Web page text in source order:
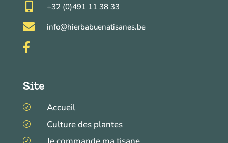
 +32 (0)491 11 38 33
 info@hierbabuenatisanes.be

Site
R Accueil
R Culture des plantes
R